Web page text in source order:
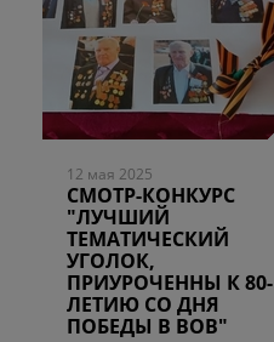
12 мая 2025
СМОТР-КОНКУРС
"ЛУЧШИЙ
ТЕМАТИЧЕСКИЙ
УГОЛОК,
ПРИУРОЧЕННЫ К 80-
ЛЕТИЮ СО ДНЯ
ПОБЕДЫ В ВОВ"